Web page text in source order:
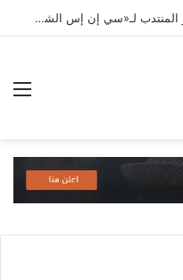
مارك فيلينتورف يتولى منصب العضو المنتدب لـ«سي إن إس الشرق الأوسط» ويشرف على شركات قطاع التكنولوجيا ضمن مجموعة غباش